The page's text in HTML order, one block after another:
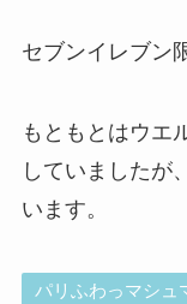
セブンイレブン
もともとはウエ
していましたが
います。
パリふわっマシュ